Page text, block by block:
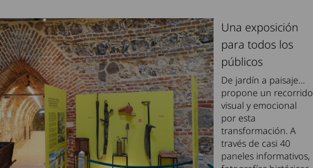
Una exposición
para todos los
públicos
De jardín a paisaje…
propone un recorrido
visual y emocional
por esta
transformación. A
través de casi 40
paneles informativos,